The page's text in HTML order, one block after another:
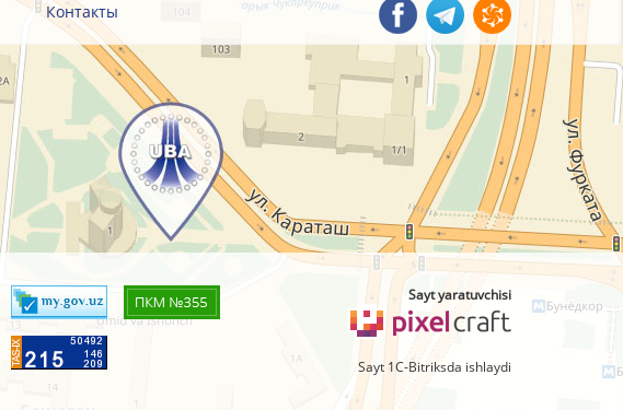
Контакты
Sayt yaratuvchisi
Sayt 1C-Bitriksda ishlaydi